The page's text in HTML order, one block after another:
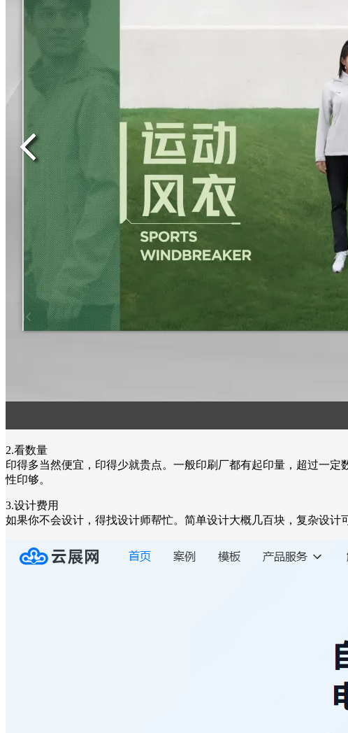
2.看数量
印得多当然便宜，印得少就贵点。一般印刷厂都有起印量，超过一
性印够。
3.设计费用
如果你不会设计，得找设计师帮忙。简单设计大概几百块，复杂设